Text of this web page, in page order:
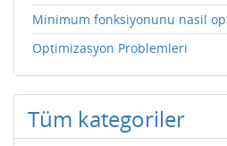
Minimum fonksiyonunu nasil
Optimizasyon Problemleri
Tüm kategoriler